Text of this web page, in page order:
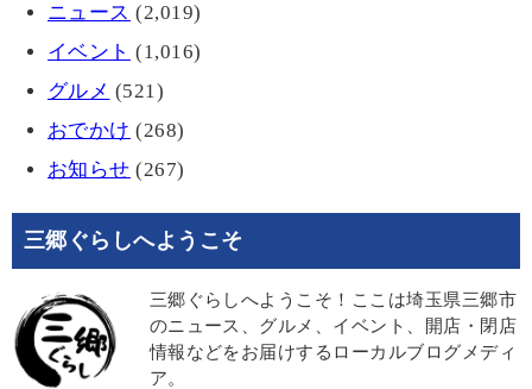
ニュース (2,019)
イベント (1,016)
グルメ (521)
おでかけ (268)
お知らせ (267)
三郷ぐらしへようこそ
三郷ぐらしへようこそ！ここは埼玉県三郷市
のニュース、グルメ、イベント、開店・閉店
情報などをお届けするローカルブログメディ
ア。